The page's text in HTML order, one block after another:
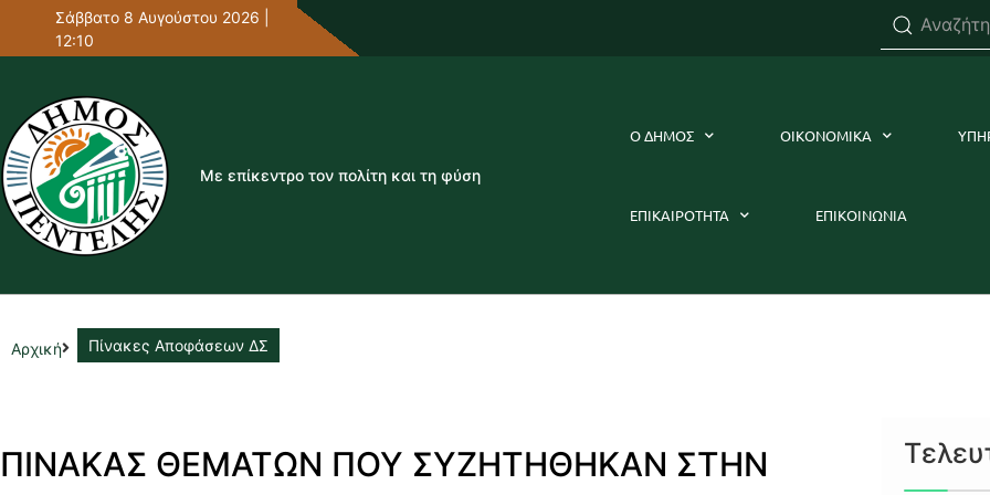
Σάββατο 8 Αυγούστου 2026 |
12:10
Με επίκεντρο τον πολίτη και τη φύση
Ο ΔΗΜΟΣ ΟΙΚΟΝΟΜΙΚΑ
ΕΠΙΚΑΙΡΟΤΗΤΑ ΕΠΙΚΟΙΝΩΝΙΑ
Αρχική Πίνακες Αποφάσεων ΔΣ
ΠΙΝΑΚΑΣ ΘΕΜΑΤΩΝ ΠΟΥ ΣΥΖΗΤΗΘΗΚΑΝ ΣΤΗΝ